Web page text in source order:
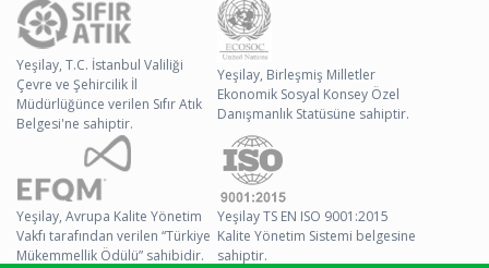
Yeşilay, T.C. İstanbul Valiliği
Çevre ve Şehircilik İl
Müdürlüğünce verilen Sıfır Atık
Belgesi'ne sahiptir.
Yeşilay, Birleşmiş Milletler
Ekonomik Sosyal Konsey Özel
Danışmanlık Statüsüne sahiptir.
Yeşilay, Avrupa Kalite Yönetim
Vakfı tarafından verilen “Türkiye
Mükemmellik Ödülü” sahibidir.
Yeşilay TS EN ISO 9001:2015
Kalite Yönetim Sistemi belgesine
sahiptir.